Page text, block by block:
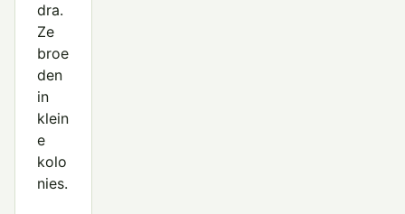
dra.
Ze
broe
den
in
klein
e
kolo
nies.